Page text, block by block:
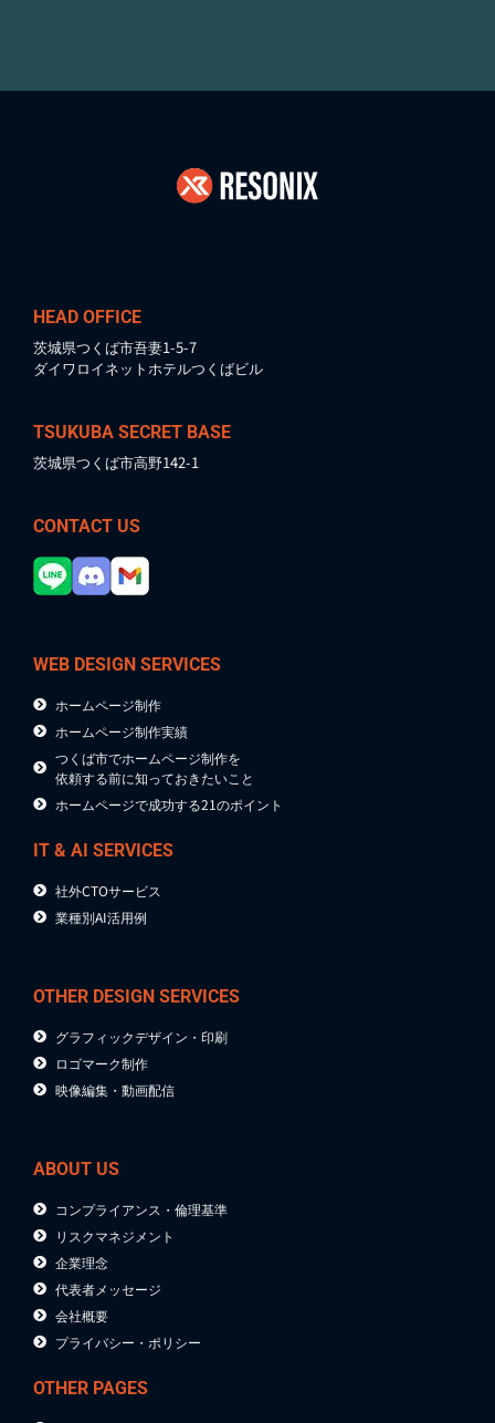
HEAD OFFICE
茨城県つくば市吾妻1-5-7
ダイワロイネットホテルつくばビル
TSUKUBA SECRET BASE
茨城県つくば市高野142-1
CONTACT US
WEB DESIGN SERVICES
ホームページ制作
ホームページ制作実績
つくば市でホームページ制作を
依頼する前に知っておきたいこと
ホームページで成功する21のポイント
IT & AI SERVICES
社外CTOサービス
業種別AI活用例
OTHER DESIGN SERVICES
グラフィックデザイン・印刷
ロゴマーク制作
映像編集・動画配信
ABOUT US
コンプライアンス・倫理基準
リスクマネジメント
企業理念
代表者メッセージ
会社概要
プライバシー・ポリシー
OTHER PAGES